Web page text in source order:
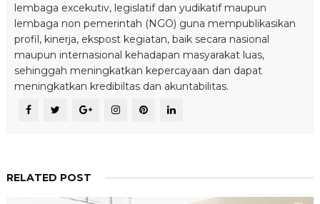
lembaga excekutiv, legislatif dan yudikatif maupun
lembaga non pemerintah (NGO) guna mempublikasikan
profil, kinerja, ekspost kegiatan, baik secara nasional
maupun internasional kehadapan masyarakat luas,
sehinggah meningkatkan kepercayaan dan dapat
meningkatkan kredibiltas dan akuntabilitas.
RELATED POST